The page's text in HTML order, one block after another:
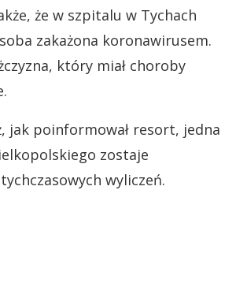
że w szpitalu w Tychach
zakażona koronawirusem.
który miał choroby
jak poinformował resort, jedna
zostaje
wyliczeń.